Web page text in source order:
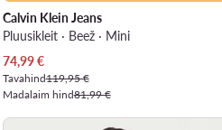
Calvin Klein Jeans
Pluusikleit · Beež · Mini
Praegune hind
74,99€
Tavahind119,95 €
Madalaim hind81,99 €